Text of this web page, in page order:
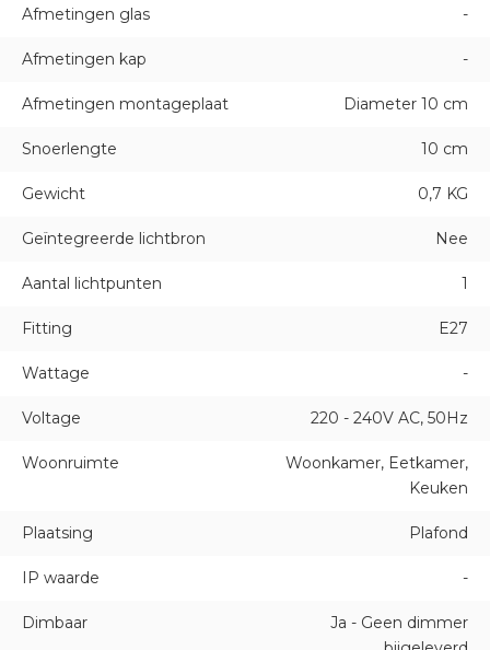
Afmetingen glas -
Afmetingen kap -
Afmetingen montageplaat Diameter 10 cm
Snoerlengte 10 cm
Gewicht 0,7 KG
Geïntegreerde lichtbron Nee
Aantal lichtpunten 1
Fitting E27
Wattage -
Voltage 220 - 240V AC, 50Hz
Woonruimte
Woonkamer, Eetkamer,
Keuken
Plaatsing Plafond
IP waarde -
Dimbaar
Ja - Geen dimmer